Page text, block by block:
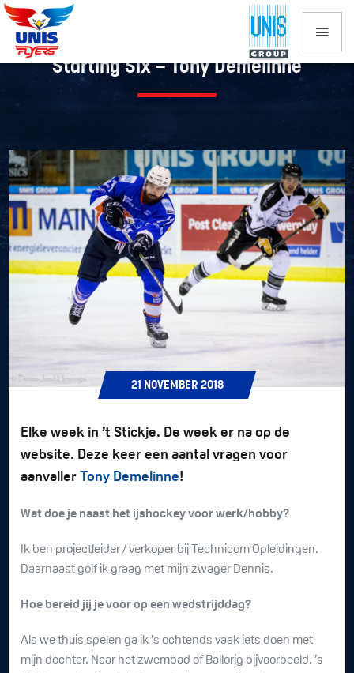
Starting Six – Tony Demelinne
21 NOVEMBER 2018
Elke week in ’t Stickje. De week er na op de
website. Deze keer een aantal vragen voor
aanvallerTony Demelinne!
Wat doe je naast het ijshockey voor werk/hobby?
Ik ben projectleider / verkoper bij Technicom Opleidingen.
Daarnaast golf ik graag met mijn zwager Dennis.
Hoe bereid jij je voor op een wedstrijddag?
Als we thuis spelen ga ik ’s ochtends vaak iets doen met
mijn dochter. Naar het zwembad of Ballorig bijvoorbeeld. ’s